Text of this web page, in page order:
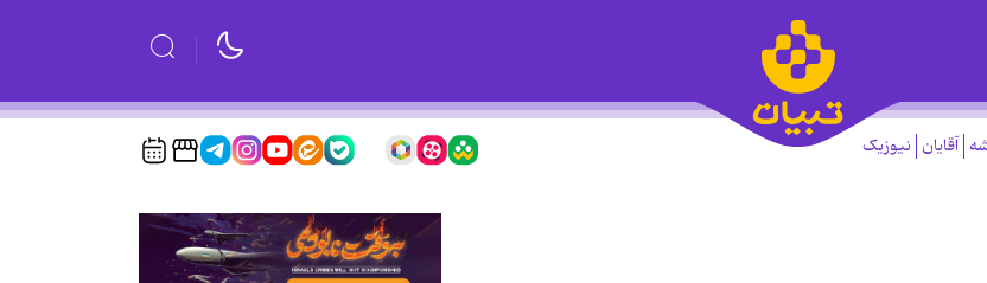
آقایان نیوزیک